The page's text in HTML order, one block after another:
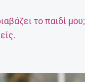
το παιδί μου;